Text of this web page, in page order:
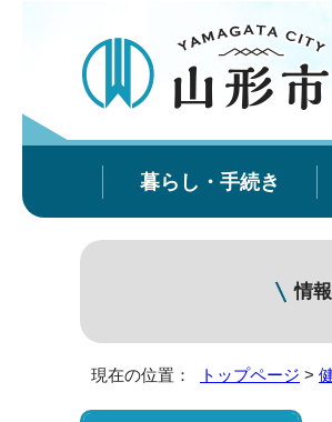
暮らし・手続き
情
現在の位置： トップページ >